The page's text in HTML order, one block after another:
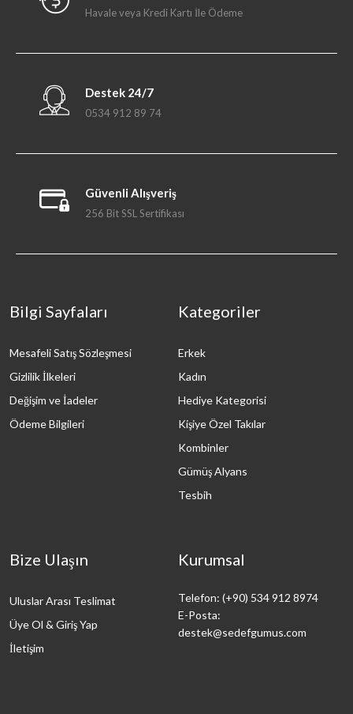
Havale veya Kredi Kartı İle Ödeme
Destek 24/7
0534 912 89 74
Güvenli Alışveriş
256 Bit SSL Sertifikası
Bilgi Sayfaları
Mesafeli Satış Sözleşmesi
Gizlilik İlkeleri
Değişim ve İadeler
Ödeme Bilgileri
Kategoriler
Erkek
Kadın
Hediye Kategorisi
Kişiye Özel Takılar
Kombinler
Gümüş Alyans
Tesbih
Bize Ulaşın
Uluslar Arası Teslimat
Üye Ol & Giriş Yap
İletişim
Kurumsal
Telefon: (+90) 534 912 8974
E-Posta:
destek@sedefgumus.com